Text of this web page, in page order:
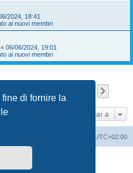
di fornire la
2024, 18:41
ai nuovi membri
« 06/06/2024, 19:01
ai nuovi membri
Vai a
UTC+02:00
Software © phpBB Limited
phpBB-Italia.it